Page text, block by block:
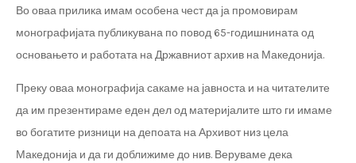
Во оваа прилика имам особена чест да ја промовирам
монографијата публикувана по повод 65-годишнината од
основањето и работата на Државниот архив на Македонија.
Преку оваа монографија сакаме на јавноста и на читателите
да им презентираме еден дел од материјалите што ги имаме
во богатите ризници на депоата на Архивот низ цела
Македонија и да ги доближиме до нив. Веруваме дека